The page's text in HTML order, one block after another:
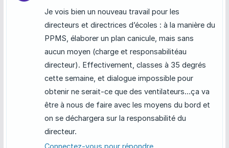
Je vois bien un nouveau travail pour les
directeurs et directrices d’écoles : à la manière du
PPMS, élaborer un plan canicule, mais sans
aucun moyen (charge et responsabilitéau
directeur). Effectivement, classes à 35 degrés
cette semaine, et dialogue impossible pour
obtenir ne serait-ce que des ventilateurs…ça va
être à nous de faire avec les moyens du bord et
on se déchargera sur la responsabilité du
directeur.
Connectez-vous pour répondre